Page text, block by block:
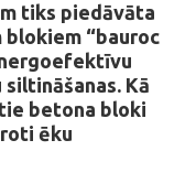
tiks piedāvāta
“bauroc
Kā
betona bloki
ēku